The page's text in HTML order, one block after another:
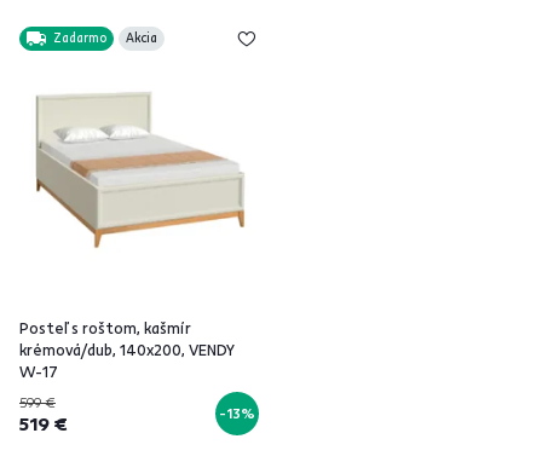
Zadarmo Akcia
Posteľ s roštom, kašmír
krémová/dub, 140x200, VENDY
W-17
599 €
519 € -13%